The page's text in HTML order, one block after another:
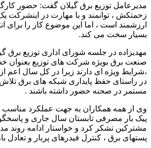
مدیرعامل توزیع برق گیلان گفت: حضور
زحمتکش ، توانمند و با مهارت در
ارزشمند است ، اما این موضوع کار را برای
بسیار سخت می کند.
مهدیزاده در جلسه شورای اداری توزیع برق
صنعت برق بویژه شرکت های توزیع بعنوان
،شرایط ویژه ای دارند زیرا در کل سال اعم
در راستای حفظ پایداری شبکه های برق
مستمر در صحنه حضور داشته باشند .
وی از همه همکاران به جهت عملکرد مناسب
پیک بار مصرفی تابستان سال جاری و
مشترکین تشکر کرد و خواستار ادامه روند
پستهای برق ، کنترل فیدرهای پربار و تعادل